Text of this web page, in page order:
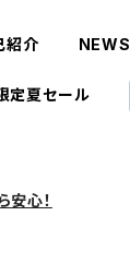
紹介 NEWS
定夏セール
安心！